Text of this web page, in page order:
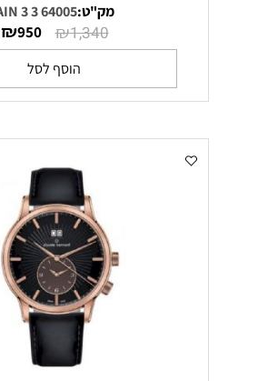
מק"ט:64005 3 AIN 3
₪1,340
₪950
הוסף לסל